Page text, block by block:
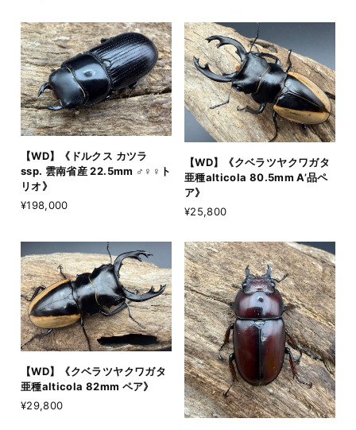
【WD】《ドルクス カツラ
ssp. 雲南省産 22.5mm ♂♀♀ト
リオ》
¥198,000
【WD】《クベラツヤクワガタ
亜種alticola 80.5mm A’品ペ
ア》
¥25,800
【WD】《クベラツヤクワガタ
亜種alticola 82mm ペア》
¥29,800